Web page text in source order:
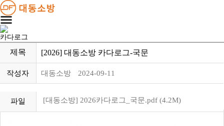
카다로그
제목 [2026] 대동소방 카다로그-국문
작성자 대동소방 2024-09-11
파일 [대동소방] 2026카다로그_국문.pdf (4.2M)